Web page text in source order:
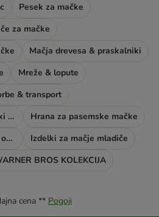
Pesek za mačke
za mačke
Mačja drevesa & praskalniki
Mreže & lopute
& transport
Posebna hrana & prehranski dodatki
Hrana za pasemske mačke
Hrana glede na življenjsko obdobje mačke
Izdelki za mačje mladiče
BROS KOLEKCIJA
cena ** Pogoji